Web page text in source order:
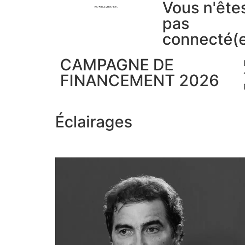
Vous
pas
CAMPAGNE DE
FINANCEMENT 2026
Éclairages